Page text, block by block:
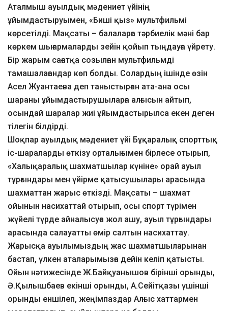
Аталмыш ауылдық мәдениет үйінің
ұйымдастыруымен, «Биші қыз» мультфильмі
көрсетілді. Мақсаты – балаларға тәрбиелік мәні бар
көркем шығармаларды зейін қойып тыңдауға үйрету.
Бір жарым сағатқа созылған мультфильмді
тамашалағандар көп болды. Солардың ішінде өзін
Асел Жуантаева деп таныстырған ата-ана осы
шараны ұйымдастырушыларға алғысын айтып,
осындай шаралар жиі ұйымдастырылса екен деген
тілегін білдірді.
Шоқпар ауылдық мәдениет үйі Бұқаралық спорттық
іс-шараларды өткізу орталығымен бірлесе отырып,
«Халықаралық шахматшылар күніне» орай ауыл
тұрғындары мен үйірме қатысушылары арасында
шахматтан жарыс өткізді. Мақсаты – шахмат
ойынын насихаттай отырып, осы спорт түрімен
жүйелі түрде айналысуға жол ашу, ауыл тұрғындары
арасында салауатты өмір салтын насихаттау.
Жарысқа ауылымыздың жас шахматшыларынан
бастап, үлкен аталарымызға дейін келіп қатысты.
Ойын нәтижесінде Ж.Байқуанышов бірінші орынды,
Ә.Қылышбаев екінші орынды, А.Сейітқазы үшінші
орынды еншілеп, жеңімпаздар Алғыс хаттармен